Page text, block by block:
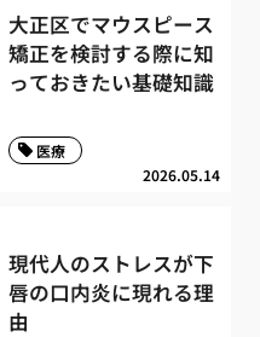
大正区でマウスピース
矯正を検討する際に知
っておきたい基礎知識
2026.05.14
医療
現代人のストレスが下
唇の口内炎に現れる理
由